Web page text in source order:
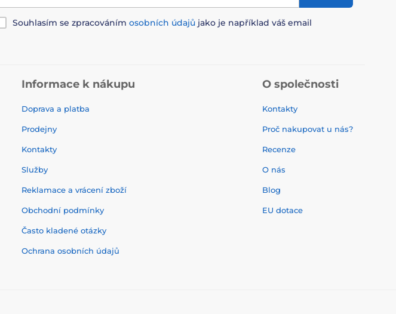
Souhlasím se zpracováním osobních údajů jako je například váš email
Informace k nákupu
Doprava a platba
Prodejny
Kontakty
Služby
Reklamace a vrácení zboží
Obchodní podmínky
Často kladené otázky
Ochrana osobních údajů
O společnosti
Kontakty
Proč nakupovat u nás?
Recenze
O nás
Blog
EU dotace